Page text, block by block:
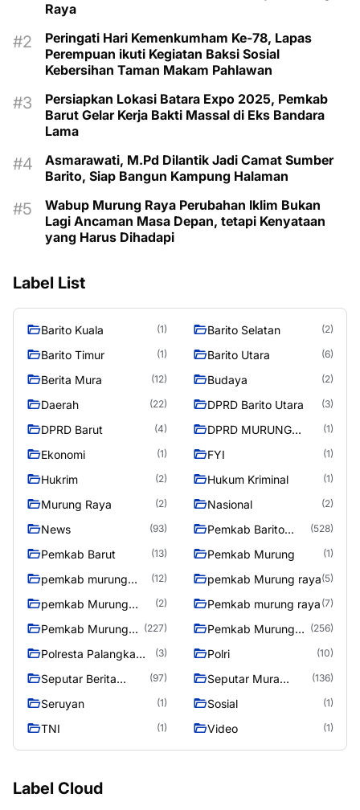
Raya
Peringati Hari Kemenkumham Ke-78, Lapas
Perempuan ikuti Kegiatan Baksi Sosial
Kebersihan Taman Makam Pahlawan
Persiapkan Lokasi Batara Expo 2025, Pemkab
Barut Gelar Kerja Bakti Massal di Eks Bandara
Lama
Asmarawati, M.Pd Dilantik Jadi Camat Sumber
Barito, Siap Bangun Kampung Halaman
Wabup Murung Raya Perubahan Iklim Bukan
Lagi Ancaman Masa Depan, tetapi Kenyataan
yang Harus Dihadapi
Label List
Barito Kuala (1) Barito Selatan (2)
Barito Timur (1) Barito Utara (6)
Berita Mura (12) Budaya (2)
Daerah (22) DPRD Barito Utara (3)
DPRD Barut (4)
DPRD MURUNG
(1)
Ekonomi (1) FYI (1)
Hukrim (2) Hukum Kriminal (1)
Murung Raya (2) Nasional (2)
News (93)
Pemkab Barito
(528)
Pemkab Barut (13) Pemkab Murung (1)
pemkab murung
(12) pemkab Murung raya(5)
pemkab Murung
(2) Pemkab murung raya (7)
Pemkab Murung
(227)
Pemkab Murung
(256)
Polresta Palangka
(3) Polri (10)
Seputar Berita
(97)
Seputar Mura
(136)
Seruyan (1) Sosial (1)
TNI (1) Video (1)
Label Cloud